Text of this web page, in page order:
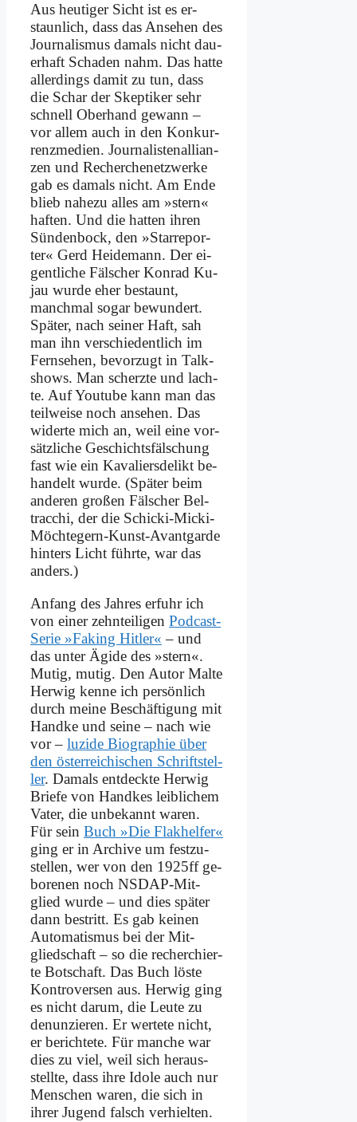
Aus heu­ti­ger Sicht ist es er­
staun­lich, dass das An­se­hen des
Jour­na­lis­mus da­mals nicht dau­
er­haft Scha­den nahm. Das hat­te
al­ler­dings da­mit zu tun, dass
die Schar der Skep­ti­ker sehr
schnell Ober­hand ge­wann –
vor al­lem auch in den Kon­kur­
renz­me­di­en. Jour­na­li­sten­al­li­an­
zen und Re­cher­chen­etz­wer­ke
gab es da­mals nicht. Am En­de
blieb na­he­zu al­les am »stern«
haf­ten. Und die hat­ten ih­ren
Sün­den­bock, den »Star­re­por­
ter« Gerd Hei­de­mann. Der ei­
gent­li­che Fäl­scher Kon­rad Ku­
jau wur­de eher be­staunt,
manch­mal so­gar be­wun­dert.
Spä­ter, nach sei­ner Haft, sah
man ihn ver­schie­dent­lich im
Fern­se­hen, be­vor­zugt in Talk­
shows. Man scherz­te und lach­
te. Auf You­tube kann man das
teil­wei­se noch an­se­hen. Das
wi­der­te mich an, weil ei­ne vor­
sätz­li­che Ge­schichts­fäl­schung
fast wie ein Ka­va­liers­de­likt be­
han­delt wur­de. (Spä­ter beim
an­de­ren gro­ßen Fäl­scher Bel­
trac­chi, der die Schicki-Micki-
Möch­te­gern-Kunst-Avant­gar­de
hin­ters Licht führ­te, war das
an­ders.)
An­fang des Jah­res er­fuhr ich
von ei­ner zehn­tei­li­gen Pod­cast-
Se­rie »Fa­king Hit­ler« – und
das un­ter Ägi­de des »stern«.
Mu­tig, mu­tig. Den Au­tor Mal­te
Her­wig ken­ne ich per­sön­lich
durch mei­ne Be­schäf­ti­gung mit
Hand­ke und sei­ne – nach wie
vor – lu­zi­de Bio­gra­phie über
den öster­rei­chi­schen Schrift­stel­
ler. Da­mals ent­deck­te Her­wig
Brie­fe von Hand­kes leib­li­chem
Va­ter, die un­be­kannt wa­ren.
Für sein Buch »Die Flak­hel­fer«
ging er in Ar­chi­ve um fest­zu­
stel­len, wer von den 1925ff ge­
bo­re­nen noch NSDAP-Mit­
glied wur­de – und dies spä­ter
dann be­stritt. Es gab kei­nen
Au­to­ma­tis­mus bei der Mit­
glied­schaft – so die re­cher­chier­
te Bot­schaft. Das Buch lö­ste
Kon­tro­ver­sen aus. Her­wig ging
es nicht dar­um, die Leu­te zu
de­nun­zie­ren. Er wer­te­te nicht,
er be­rich­te­te. Für man­che war
dies zu viel, weil sich her­aus­
stell­te, dass ih­re Ido­le auch nur
Men­schen wa­ren, die sich in
ih­rer Ju­gend falsch ver­hiel­ten.